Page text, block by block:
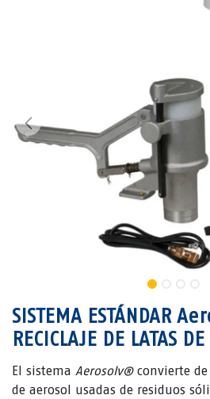
SISTEMA ESTÁNDAR
RECICLAJE DE LATAS
El sistema Aerosolv®convierte de
de aerosol usadas de residuos